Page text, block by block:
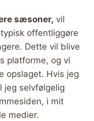
sæsoner, vil
offentliggøre
Dette vil blive
platforme, og vi
opslaget. Hvis jeg
jeg selvfølgelig
i mit
medier.